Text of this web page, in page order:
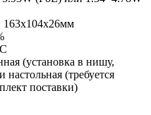
163х104х26мм
(установка в нишу,
(требуется
поставки)